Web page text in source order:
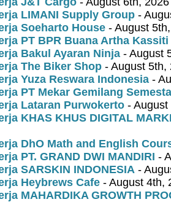
LIMANI Supply Group -
Soeharto House - August
PT BPR Buana Artha Kassiti
Bakul Ayaran Ninja - August
The Biker Shop - August 5th,
Yuza Reswara Indonesia -
PT Mekar Gemilang Semesta
Lataran Purwokerto -
KHAS KHUS DIGITAL
DhO Math and English
PT. GRAND DWI MANDIRI -
SARSKIN INDONESIA -
Heybrews Cafe - August 4th,
MAHARDIKA GROWTH